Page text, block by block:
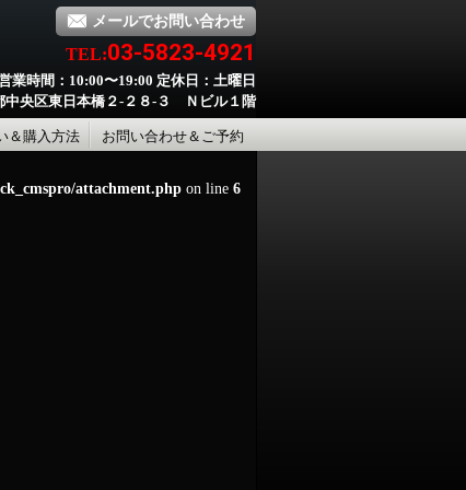
メールでお問い合わせ
TEL:03-5823-4921
業時間：10:00〜19:00 定休日：土曜日
中央区東日本橋２-２８-３ Ｎビル１階
＆購入方法 お問い合わせ＆ご予約
attachment.php on line 6